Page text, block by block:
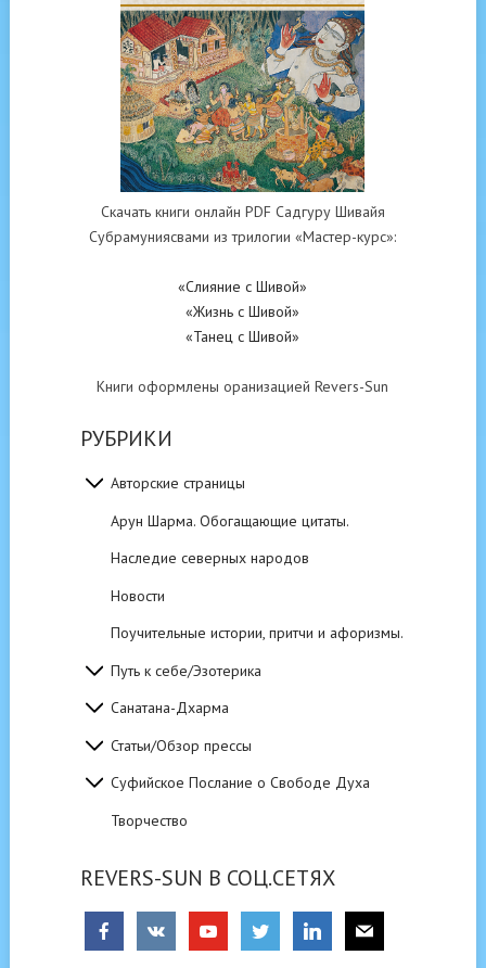
Скачать книги онлайн PDF Садгуру Шивайя
Субрамуниясвами из трилогии «Мастер-курс»:
«Слияние с Шивой»
«Жизнь с Шивой»
«Танец с Шивой»
Книги оформлены оранизацией Revers-Sun
РУБРИКИ
Авторские страницы
Арун Шарма. Обогащающие цитаты.
Наследие северных народов
Новости
Поучительные истории, притчи и афоризмы.
Путь к себе/Эзотерика
Санатана-Дхарма
Статьи/Обзор прессы
Суфийское Послание о Свободе Духа
Творчество
REVERS-SUN В СОЦ.СЕТЯХ